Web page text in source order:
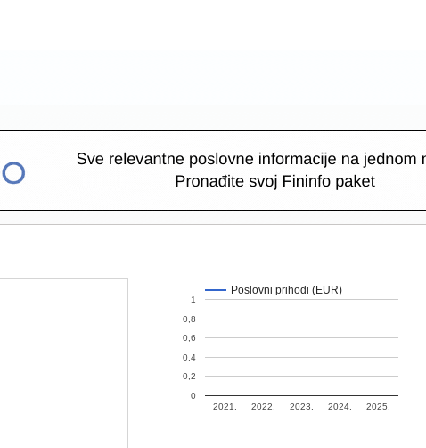
Poslovni prihodi (EUR)
2021. 2022. 2023. 2024. 2025.
0
0,2
0,4
0,6
0,8
1